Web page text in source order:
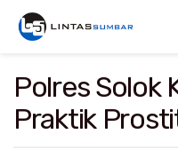
Polres Solok
Praktik